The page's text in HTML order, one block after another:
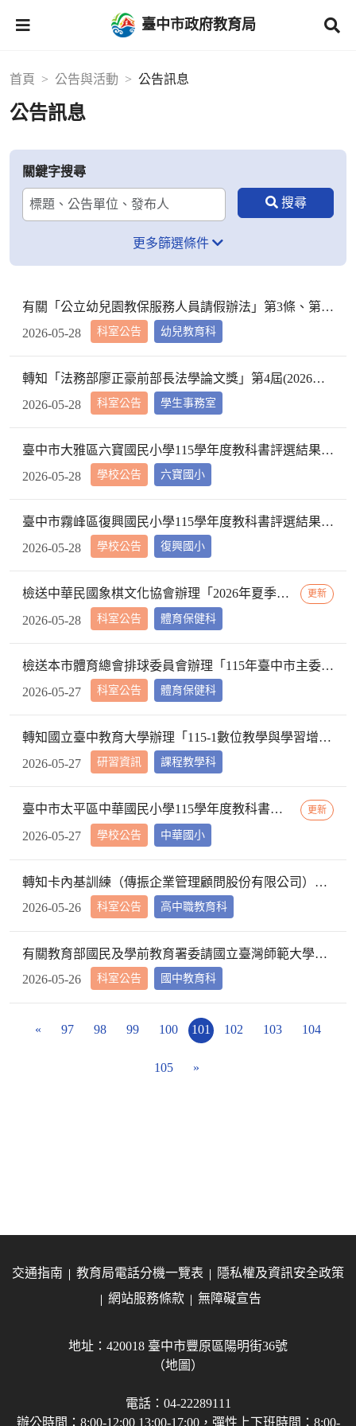
臺中市政府教育局
首頁 公告與活動 公告訊息
公告訊息
關鍵字搜尋
更多篩選條件
科室公告
有關「公立幼兒園教保服務人員請假辦法」第3條、第4條，業經教育部於115年5月27日以臺教授國部字第1155601166A號令修正發布，檢送發布令影本及修正條文各1份，請查照。
幼兒教育科
2026-05-28
科室公告
轉知「法務部廖正豪前部長法學論文獎」第4屆(2026年)簡章及宣傳海報等資料，請轉知並鼓勵所屬踴躍參加，請查照。
學生事務室
2026-05-28
學校公告
臺中市大雅區六寶國民小學115學年度教科書評選結果公告
六寶國小
2026-05-28
學校公告
臺中市霧峰區復興國民小學115學年度教科書評選結果公告
復興國小
2026-05-28
科室公告
檢送中華民國象棋文化協會辦理「2026年夏季兒童象棋文化藝術研習活動」說明1份，請查照。 更新
體育保健科
2026-05-28
科室公告
檢送本市體育總會排球委員會辦理「115年臺中市主委盃國小排球錦標賽」成績總表1份，請查照。
體育保健科
2026-05-27
研習資訊
轉知國立臺中教育大學辦理「115-1數位教學與學習增能工作坊」系列研習活動，詳如文件內容，請查照。
課程教學科
2026-05-27
學校公告
臺中市太平區中華國民小學115學年度教科書評選結果公告 更新
中華國小
2026-05-27
科室公告
轉知卡內基訓練（傳振企業管理顧問股份有限公司）與財團法人台灣尤努斯基金會共同辦理「玉山計畫」，請查照。
高中職教育科
2026-05-26
科室公告
有關教育部國民及學前教育署委請國立臺灣師範大學辦理「115年多元評量導入探究的議題式與主題式教學教案競賽」徵稿實施計畫案，敬請鼓勵相關教師踴躍報名參加，詳如說明，請查照。
國中教育科
2026-05-26
« 97 98 99 100 101 102 103 104
105 »
交通指南 教育局電話分機一覽表
隱私權及資訊安全政策
網站服務條款
無障礙宣告
地址：420018 臺中市豐原區陽明街36號
（地圖）
電話：04-22289111
辦公時間：8:00-12:00 13:00-17:00，彈性上下班時間：8:00-